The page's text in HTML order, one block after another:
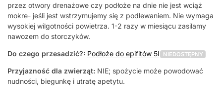
przez otwory drenażowe czy podłoże na dnie nie jest wciąż
mokre- jeśli jest wstrzymujemy się z podlewaniem. Nie wymaga
wysokiej wilgotności powietrza. 1-2 razy w miesiącu zasilamy
nawozem do storczyków.
Do czego przesadzić?: Podłoże do epifitów 5l NIEDOSTĘPNY
Przyjazność dla zwierząt: NIE; spożycie może powodować
nudności, biegunkę i utratę apetytu.